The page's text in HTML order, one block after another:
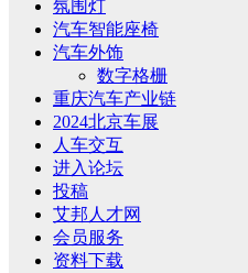
氛围灯
汽车智能座椅
汽车外饰
数字格栅
重庆汽车产业链
2024北京车展
人车交互
进入论坛
投稿
艾邦人才网
会员服务
资料下载